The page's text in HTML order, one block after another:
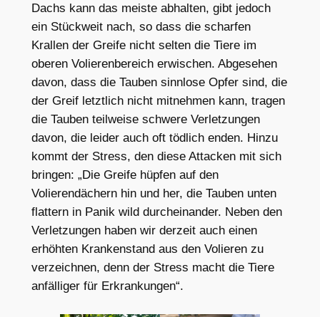
Dachs kann das meiste abhalten, gibt jedoch
ein Stückweit nach, so dass die scharfen
Krallen der Greife nicht selten die Tiere im
oberen Volierenbereich erwischen. Abgesehen
davon, dass die Tauben sinnlose Opfer sind, die
der Greif letztlich nicht mitnehmen kann, tragen
die Tauben teilweise schwere Verletzungen
davon, die leider auch oft tödlich enden. Hinzu
kommt der Stress, den diese Attacken mit sich
bringen: „Die Greife hüpfen auf den
Volierendächern hin und her, die Tauben unten
flattern in Panik wild durcheinander. Neben den
Verletzungen haben wir derzeit auch einen
erhöhten Krankenstand aus den Volieren zu
verzeichnen, denn der Stress macht die Tiere
anfälliger für Erkrankungen“.